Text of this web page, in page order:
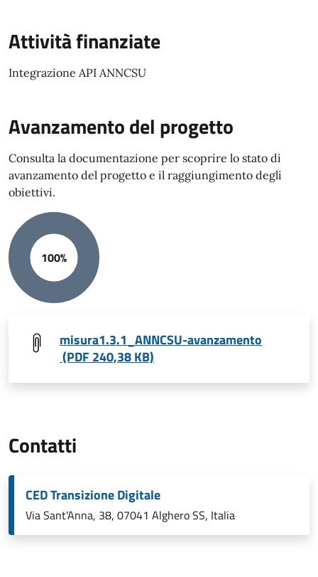
Attività finanziate
Integrazione API ANNCSU
Avanzamento del progetto
Consulta la documentazione per scoprire lo stato di
avanzamento del progetto e il raggiungimento degli
obiettivi.
100%
misura1.3.1_ANNCSU-avanzamento
(PDF 240,38 KB)
Contatti
CED Transizione Digitale
Via Sant'Anna, 38, 07041 Alghero SS, Italia